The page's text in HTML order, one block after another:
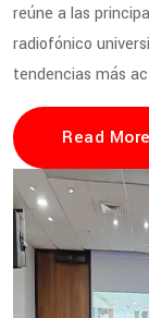
reúne a las
radiofónico
tendencias más
Read More